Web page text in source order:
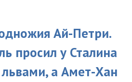
Ай-Петри.
просил у Сталина
львами, а Амет-Хан